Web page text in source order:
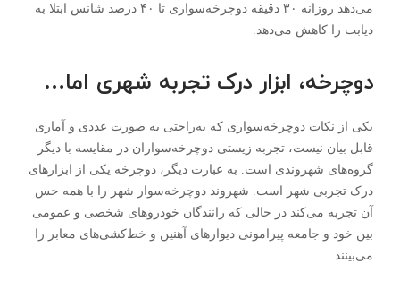
می‌دهد روزانه ۳۰ دقیقه دوچرخه‌سواری تا ۴۰ درصد شانس ابتلا به
دیابت را کاهش می‌دهد.
دوچرخه، ابزار درک تجربه شهری اما…
یکی از نکات دوچرخه‌سواری که به‌راحتی به صورت عددی و آماری
قابل بیان نیست، تجربه زیستی دوچرخه‌سواران در مقایسه با دیگر
گروه‌های شهروندی است. به عبارت دیگر، دوچرخه یکی از ابزار‌های
درک تجربی شهر است. شهروند دوچرخه‌سوار شهر را با همه حس
آن تجربه می‌کند در حالی که رانندگان خودرو‌های شخصی و عمومی
بین خود و جامعه پیرامونی دیوار‌های آهنین و خط‌کشی‌های معابر را
می‌بینند.